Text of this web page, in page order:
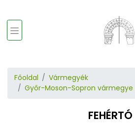
Főoldal
Vármegyék
Győr-Moson-Sopron vármegye
FEHÉRTÓ